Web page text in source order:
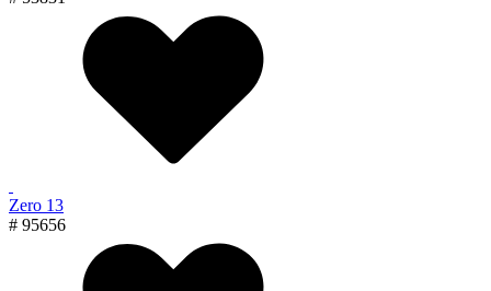
Zero 13
# 95656